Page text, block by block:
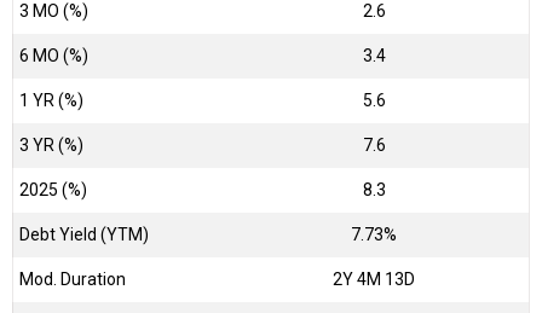
3 MO (%) 2.6
6 MO (%) 3.4
1 YR (%) 5.6
3 YR (%) 7.6
2025 (%) 8.3
Debt Yield (YTM) 7.73%
Mod. Duration 2Y 4M 13D